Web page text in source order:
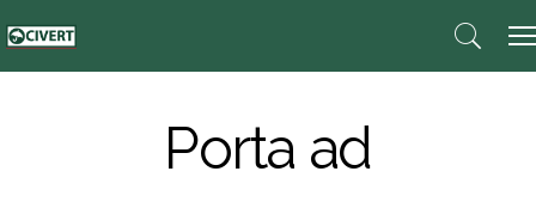
Porta ad